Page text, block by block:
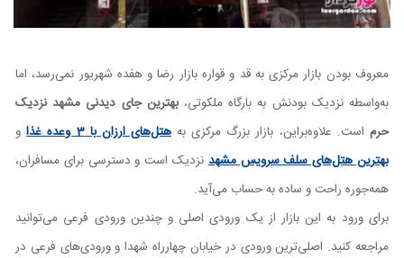
معروف بودن بازار مرکزی به‌ قد و قواره بازار رضا و هفده شهریور نمی‌رسد، اما
به‌واسطه نزدیک بودنش به بارگاه ملکوتی،بهترین جای دیدنی مشهد نزدیک
حرم است. علاوه‌براین، بازار بزرگ مرکزی بههتل‌های ارزان با 3 وعده غذا
و
بهترین هتل‌های سلف سرویس مشهد نزدیک است و دسترسی برای مسافران،
همه‌جوره راحت و ساده به حساب می‌آید.
برای ورود به این بازار از یک ورودی اصلی و چندین ورودی فرعی می‌توانید
مراجعه کنید. اصلی‌ترین ورودی در خیابان چهارراه شهدا و ورودی‌های فرعی در